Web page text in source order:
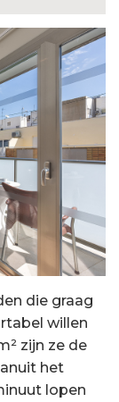
die graag
willen
zijn ze de
het
lopen